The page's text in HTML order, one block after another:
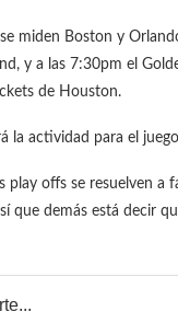
miden Boston y
y a las 7:30pm el
de Houston.
la actividad para el
play offs se resuelven a
que demás está decir